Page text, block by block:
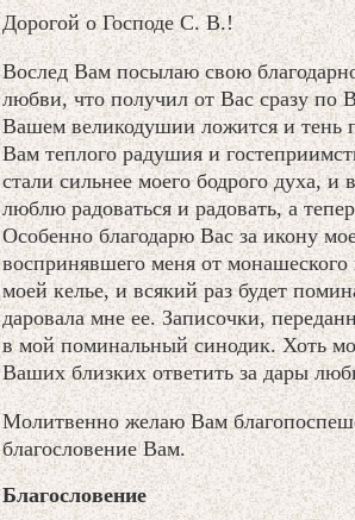
Дорогой о Господе С. В.!
Вослед Вам посылаю свою
любви, что получил от Вас сразу по
Вашем великодушии ложится и тень
Вам теплого радушия и
стали сильнее моего бодрого духа,
люблю радоваться и радовать, а
Особенно благодарю Вас за икону
воспринявшего меня от монашеского
моей келье, и всякий раз будет
даровала мне ее. Записочки,
в мой поминальный синодик. Хоть
Ваших близких ответить за дары
Молитвенно желаю Вам
благословение Вам.
Благословение